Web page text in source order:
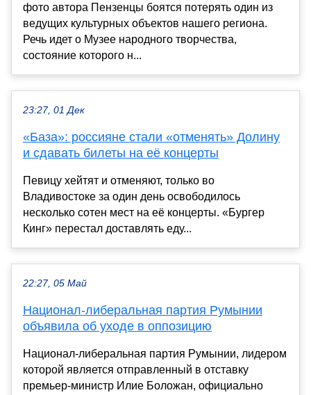
фото автора Пензенцы боятся потерять один из
ведущих культурных объектов нашего региона.
Речь идет о Музее народного творчества,
состояние которого н...
23:27, 01 Дек
«База»: россияне стали «отменять» Долину
и сдавать билеты на её концерты
Певицу хейтят и отменяют, только во
Владивостоке за один день освободилось
несколько сотен мест на её концерты. «Бургер
Кинг» перестал доставлять еду...
22:27, 05 Май
Национал-либеральная партия Румынии
объявила об уходе в оппозицию
Национал-либеральная партия Румынии, лидером
которой является отправленный в отставку
премьер-министр Илие Боложан, официально